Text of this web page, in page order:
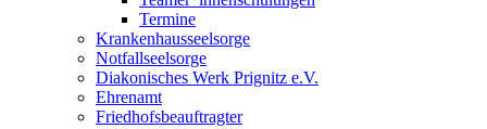
Termine
Krankenhausseelsorge
Notfallseelsorge
Diakonisches Werk Prignitz e.V.
Ehrenamt
Friedhofsbeauftragter